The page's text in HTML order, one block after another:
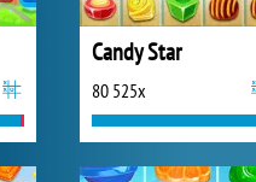
Candy Star
80 525x